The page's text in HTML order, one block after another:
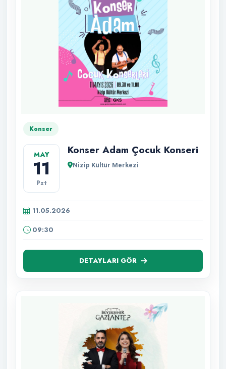
Konser
MAY
11
Pzt
Konser Adam Çocuk Konseri
Nizip Kültür Merkezi
11.05.2026
09:30
DETAYLARI GÖR